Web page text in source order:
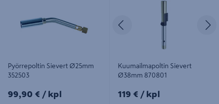
Pyörrepoltin Sievert Ø25mm
352503
99,90€/kpl
99,90 € / kpl
Kuumailmapoltin Sievert
Ø38mm 870801
119€/kpl
119 € / kpl